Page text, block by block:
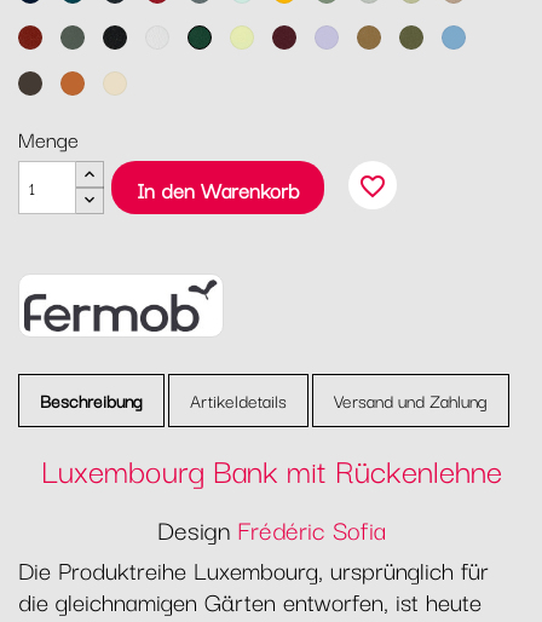
OckerRosmarin
Lakritz Baumwollweiß
Zederngrün
Zitronensorbet
Schwarzkirsche
Marshmallo
Lebkuchen
PestoMaya
TonkaKandierte
Latte-
Menge
In den Warenkorb
favorite_border
Beschreibung Artikeldetails Versand und Zahlung
Luxembourg Bank mit Rückenlehne
Design Frédéric Sofia
Die Produktreihe Luxembourg, ursprünglich für
die gleichnamigen Gärten entworfen, ist heute